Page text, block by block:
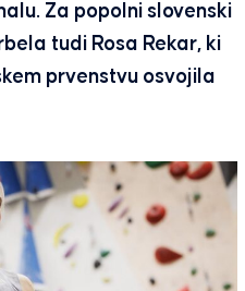
Za popolni slovenski
tudi Rosa Rekar, ki
prvenstvu osvojila